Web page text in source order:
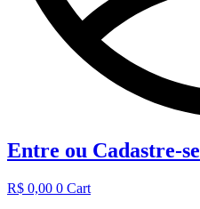
Entre ou Cadastre-se
R$ 0,00 0 Cart